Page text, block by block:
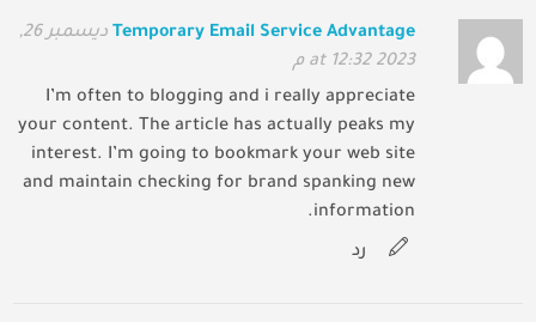
Temporary Email Service Advantage
ديسمبر 26,
2023 at 12:32 م
I’m often to blogging and i really appreciate
your content. The article has actually peaks my
interest. I’m going to bookmark your web site
and maintain checking for brand spanking new
information.
رد